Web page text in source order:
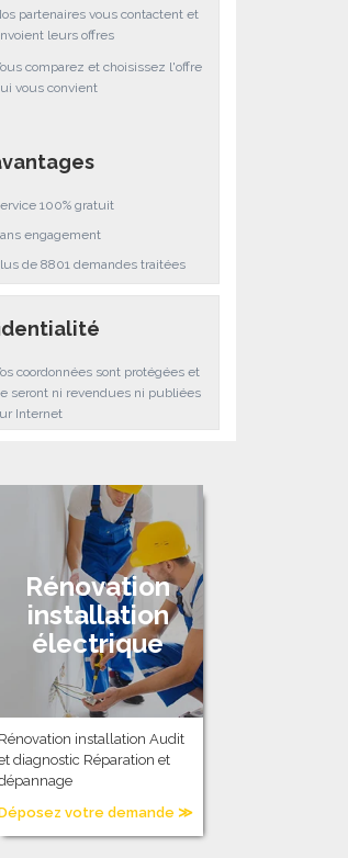
partenaires vous contactent et
leurs offres
comparez et choisissez l'offre
vous convient
100% gratuit
engagement
de 8801 demandes traitées
coordonnées sont protégées et
seront ni revendues ni publiées
Internet
Rénovation
installation
électrique
Rénovation installation Audit
diagnostic Réparation et
votre demande ≫